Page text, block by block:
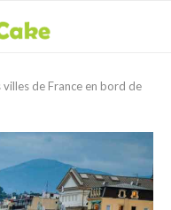
villes de France en bord de